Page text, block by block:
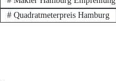
#Quadratmeterpreis Hamburg